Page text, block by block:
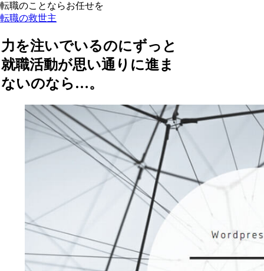
転職のことならお任せを
転職の救世主
力を注いでいるのにずっと
就職活動が思い通りに進ま
ないのなら…。